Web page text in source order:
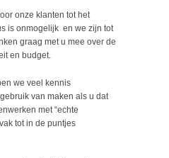
onze klanten tot het
is onmogelijk en we zijn tot
graag met u mee over de
en budget.
we veel kennis
van maken als u dat
met “echte
tot in de puntjes